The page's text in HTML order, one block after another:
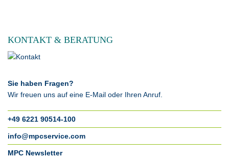
KONTAKT & BERATUNG
Sie haben Fragen?
Wir freuen uns auf eine E-Mail oder Ihren Anruf.
+49 6221 90514-100
info@mpcservice.com
MPC Newsletter